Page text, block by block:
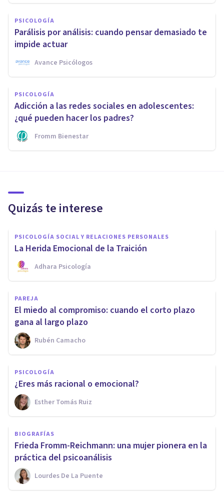
PSICOLOGÍA
Parálisis por análisis: cuando pensar demasiado te
impide actuar
Avance Psicólogos
PSICOLOGÍA
Adicción a las redes sociales en adolescentes:
¿qué pueden hacer los padres?
Fromm Bienestar
Quizás te interese
PSICOLOGÍA SOCIAL Y RELACIONES PERSONALES
La Herida Emocional de la Traición
Adhara Psicología
PAREJA
El miedo al compromiso: cuando el corto plazo
gana al largo plazo
Rubén Camacho
PSICOLOGÍA
¿Eres más racional o emocional?
Esther Tomás Ruiz
BIOGRAFÍAS
Frieda Fromm-Reichmann: una mujer pionera en la
práctica del psicoanálisis
Lourdes De La Puente